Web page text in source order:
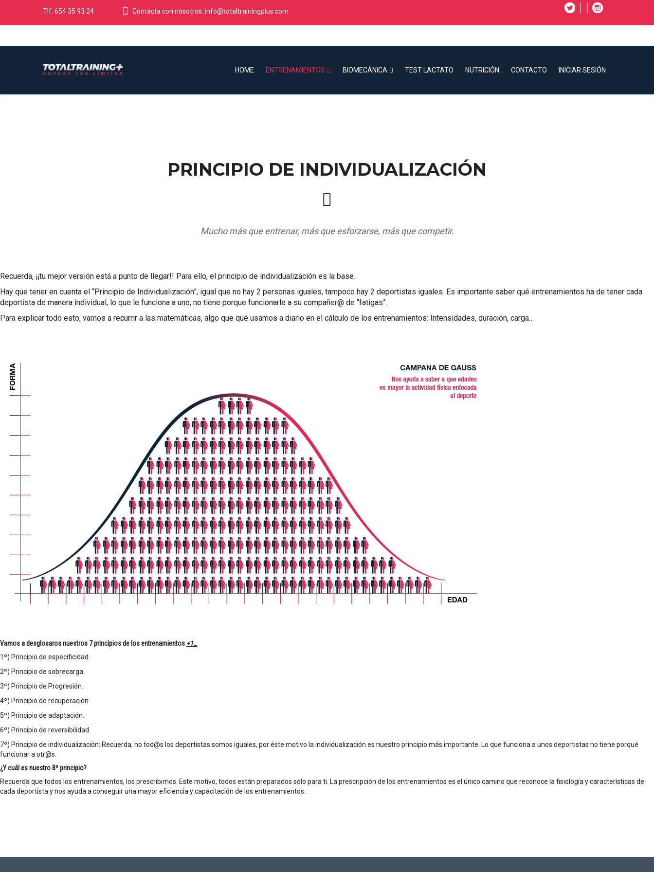
Tlf: 654 35 93 24 Contacta con nosotros: info@totaltrainingplus.com
HOME ENTRENAMIENTOS BIOMECÁNICA TEST LACTATO NUTRICIÓN CONTACTO INICIAR SESIÓN
PRINCIPIO DE INDIVIDUALIZACIÓN
Mucho más que entrenar, más que esforzarse, más que competir.
Recuerda, ¡¡tu mejor versión está a punto de llegar!! Para ello, el principio de individualización es la base.
Hay que tener en cuenta el “Principio de Individualización”, igual que no hay 2 personas iguales, tampoco hay 2 deportistas iguales. Es importante saber qué entrenamientos ha de tener cada
deportista de manera individual, lo que le funciona a uno, no tiene porque funcionarle a su compañer@ de “fatigas”.
Para explicar todo esto, vamos a recurrir a las matemáticas, algo que qué usamos a diario en el cálculo de los entrenamientos: Intensidades, duración, carga…
Vamos a desglosaros nuestros 7 principios de los entrenamientos +1…
1º) Principio de especificidad.
2º) Principio de sobrecarga.
3º) Principio de Progresión.
4º) Principio de recuperación.
5º) Principio de adaptación.
6º) Principio de reversibilidad.
7º) Principio de individualización: Recuerda, no tod@s los deportistas somos iguales, por éste motivo la individualización es nuestro principio más importante. Lo que funciona a unos deportistas no tiene porqué
funcionar a otr@s.
¿Y cuál es nuestro 8º principio?
Recuerda que todos los entrenamientos, los prescribimos. Este motivo, todos están preparados sólo para ti. La prescripción de los entrenamientos es el único camino que reconoce la fisiología y características de
cada deportista y nos ayuda a conseguir una mayor eficiencia y capacitación de los entrenamientos.